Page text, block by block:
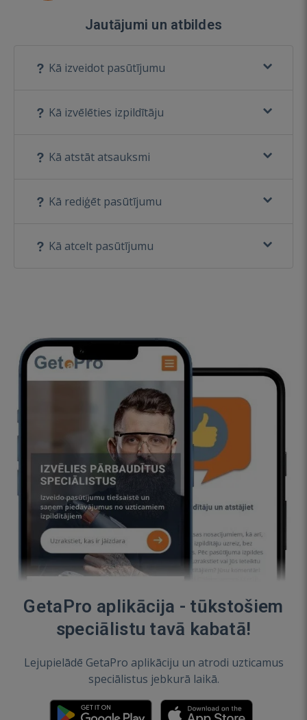
Jautājumi un atbildes
Kā izveidot pasūtījumu
Kā izvēlēties izpildītāju
Kā atstāt atsauksmi
Kā rediģēt pasūtījumu
Kā atcelt pasūtījumu
GetaPro aplikācija - tūkstošiem
speciālistu tavā kabatā!
Lejupielādē GetaPro aplikāciju un atrodi uzticamus
speciālistus jebkurā laikā.